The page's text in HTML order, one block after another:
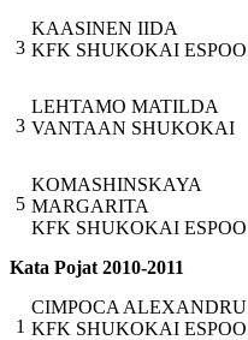
3
KAASINEN IIDA
KFK SHUKOKAI ESPOO
3
LEHTAMO MATILDA
VANTAAN SHUKOKAI
5
KOMASHINSKAYA
MARGARITA
KFK SHUKOKAI ESPOO
Kata Pojat 2010-2011
1
CIMPOCA ALEXANDRU
KFK SHUKOKAI ESPOO